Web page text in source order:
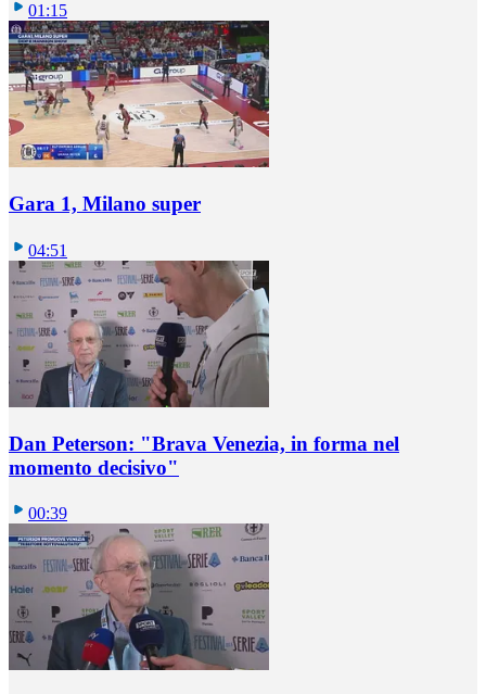
01:15
Gara 1, Milano super
04:51
Dan Peterson: "Brava Venezia, in forma nel
momento decisivo"
00:39